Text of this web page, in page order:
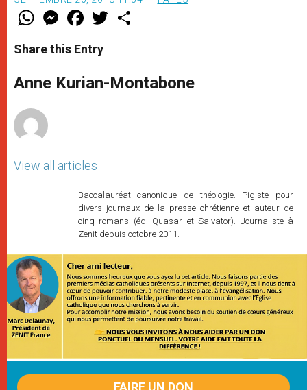
W
t
s
p
p
M
e
s
e
g
e
F
a
e
b
o
k
w
r
Share this Entry
Anne Kurian-Montabone
View all articles
Baccalauréat canonique de théologie. Pigiste pour
divers journaux de la presse chrétienne et auteur de
cinq romans (éd. Quasar et Salvator). Journaliste à
Zenit depuis octobre 2011.
FAIRE UN DON